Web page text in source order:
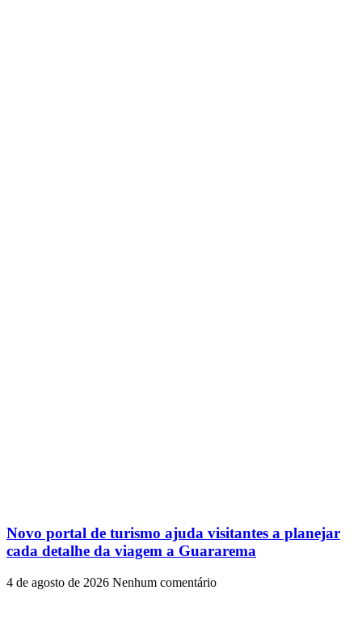
Novo portal de turismo ajuda visitantes a planejar
cada detalhe da viagem a Guararema
4 de agosto de 2026 Nenhum comentário